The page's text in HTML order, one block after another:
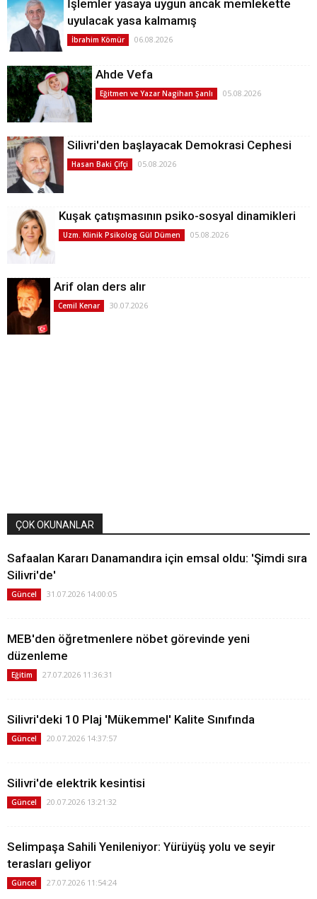
İşlemler yasaya uygun ancak memlekette
uyulacak yasa kalmamış
İbrahim Kömür 06.08.2026
Ahde Vefa
Eğitmen ve Yazar Nagihan Şanlı 05.08.2026
Silivri'den başlayacak Demokrasi Cephesi
Hasan Baki Çifçi 05.08.2026
Kuşak çatışmasının psiko-sosyal dinamikleri
Uzm. Klinik Psikolog Gül Dümen 05.08.2026
Arif olan ders alır
Cemil Kenar 30.07.2026
ÇOK OKUNANLAR
Safaalan Kararı Danamandıra için emsal oldu: 'Şimdi sıra
Silivri'de'
Güncel 31.07.2026 14:00:05
MEB'den öğretmenlere nöbet görevinde yeni
düzenleme
Eğitim 27.07.2026 11:36:31
Silivri'deki 10 Plaj 'Mükemmel' Kalite Sınıfında
Güncel 20.07.2026 14:37:57
Silivri'de elektrik kesintisi
Güncel 20.07.2026 13:21:32
Selimpaşa Sahili Yenileniyor: Yürüyüş yolu ve seyir
terasları geliyor
Güncel 27.07.2026 11:54:24